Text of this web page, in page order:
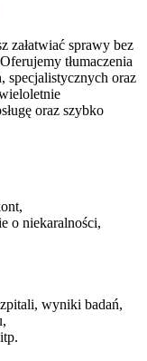
załatwiać sprawy bez
tłumaczenia
specjalistycznych oraz
oraz szybko
o niekaralności,
wyniki badań,